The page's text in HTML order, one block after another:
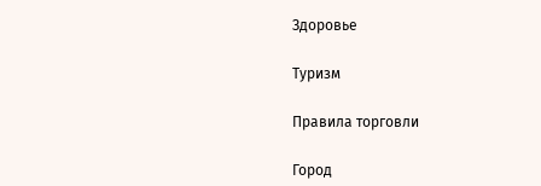
Здоровье
Туризм
Правила торговли
Город